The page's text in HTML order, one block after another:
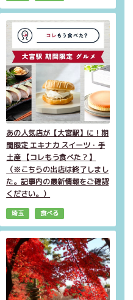
あの人気店が【大宮駅】に！期
間限定 エキナカ スイーツ・手
土産 【コレもう食べた？】
（※こちらの出店は終了しまし
た。記事内の最新情報をご確認
ください。）
埼玉 食べる